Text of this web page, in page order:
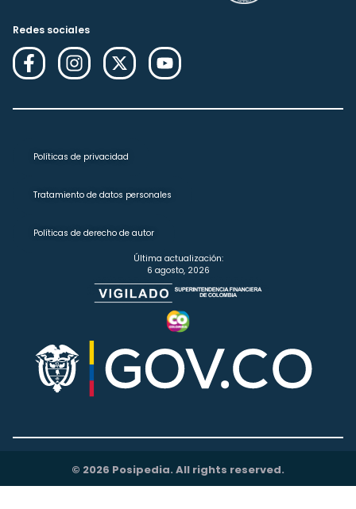
Redes sociales
Políticas de privacidad
Tratamiento de datos personales
Políticas de derecho de autor
Última actualización:
6 agosto, 2026
© 2026 Posipedia. All rights reserved.